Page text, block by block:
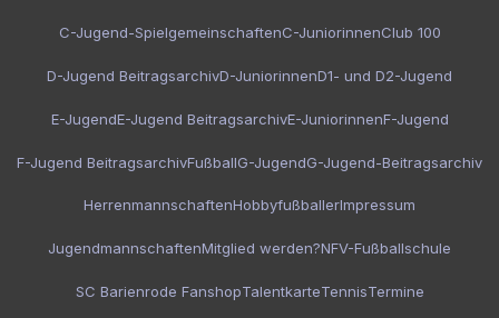
C-Jugend-SpielgemeinschaftenC-JuniorinnenClub 100
D-Jugend BeitragsarchivD-JuniorinnenD1- und D2-Jugend
E-JugendE-Jugend BeitragsarchivE-JuniorinnenF-Jugend
F-Jugend BeitragsarchivFußballG-JugendG-Jugend-Beitragsarchiv
HerrenmannschaftenHobbyfußballerImpressum
JugendmannschaftenMitglied werden?NFV-Fußballschule
SC Barienrode FanshopTalentkarteTennisTermine